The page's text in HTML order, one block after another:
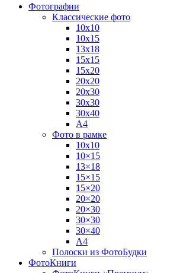
Фотографии
Классические фото
10х10
10х15
13х18
15х15
15х20
20х20
20х30
30х30
30х40
А4
Фото в рамке
10х10
10×15
13×18
15×15
15×20
20×20
20×30
30×30
30×40
A4
Полоски из ФотоБудки
ФотоКниги